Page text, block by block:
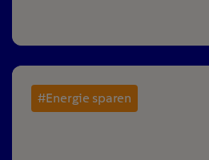
#Energie sparen